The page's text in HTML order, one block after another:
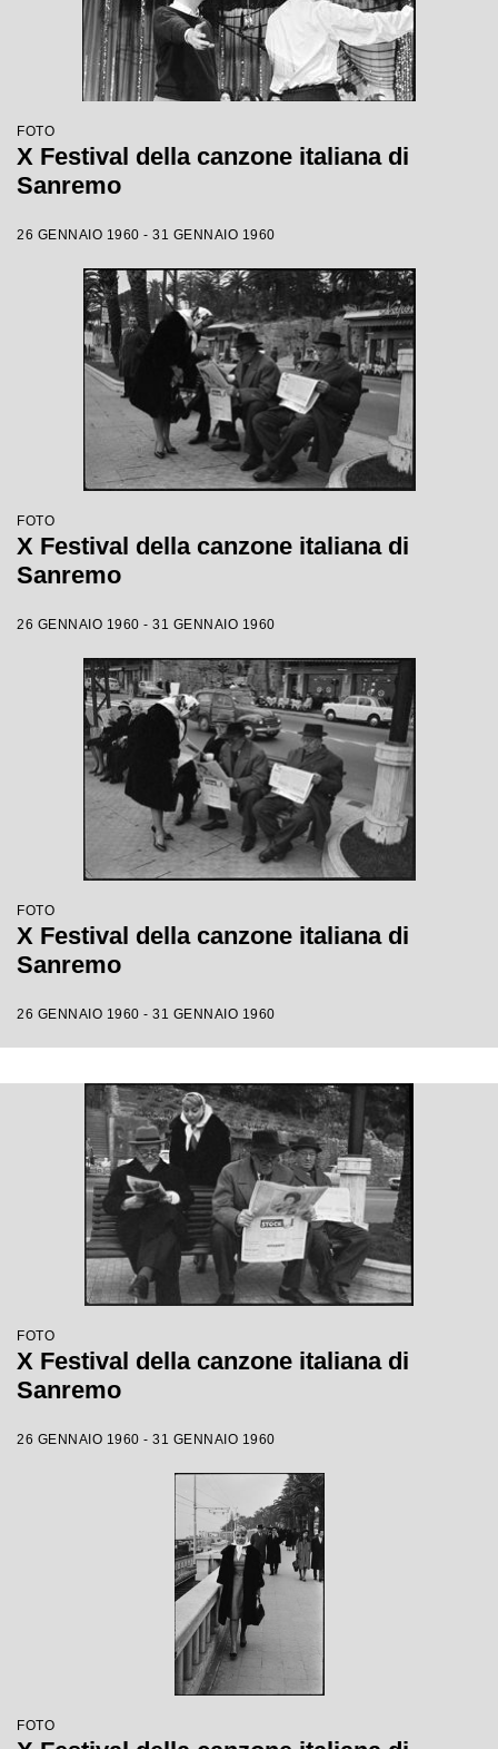
FOTO
X Festival della canzone italiana di
Sanremo
26 GENNAIO 1960 - 31 GENNAIO 1960
FOTO
X Festival della canzone italiana di
Sanremo
26 GENNAIO 1960 - 31 GENNAIO 1960
FOTO
X Festival della canzone italiana di
Sanremo
26 GENNAIO 1960 - 31 GENNAIO 1960
FOTO
X Festival della canzone italiana di
Sanremo
26 GENNAIO 1960 - 31 GENNAIO 1960
FOTO